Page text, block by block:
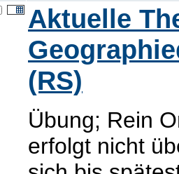
Aktuelle
(RS)
Übung; Rein
erfolgt nicht